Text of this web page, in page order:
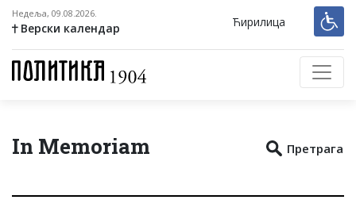
Недеља, 09.08.2026.
Верски календар Ћирилица
In Memoriam Претрага